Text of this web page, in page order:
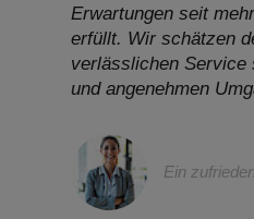
Ein
Erwartungen seit
erfüllt. Wir schätzen
verlässlichen Service
und angenehmen